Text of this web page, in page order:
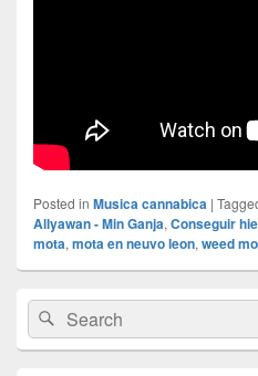
Posted in Musica cannabica |
Allyawan - Min Ganja, Conseguir
mota, mota en neuvo leon, weed
Primary
Sidebar
Widget
Area
Search
for:
Search